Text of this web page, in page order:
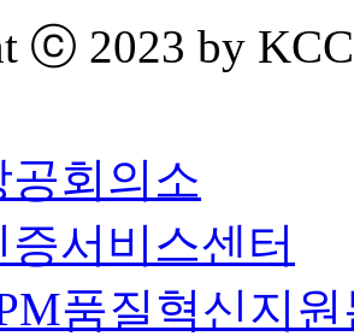
ⓒ 2023 by
공회의소
서비스센터
품질혁신지